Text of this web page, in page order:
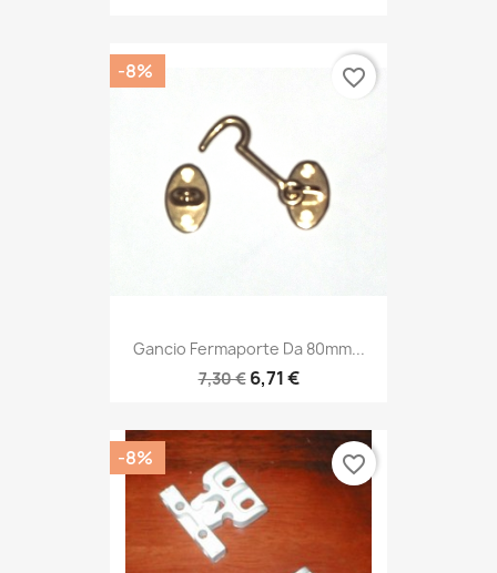
Gancio Fermaporte Da 80mm...
7,30 € 6,71 €
-8% favorite_border
-8% favorite_border